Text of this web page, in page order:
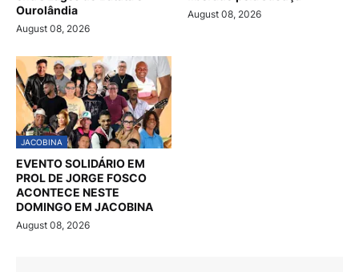
Ourolândia
August 08, 2026
August 08, 2026
JACOBINA
EVENTO SOLIDÁRIO EM
PROL DE JORGE FOSCO
ACONTECE NESTE
DOMINGO EM JACOBINA
August 08, 2026